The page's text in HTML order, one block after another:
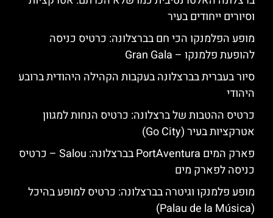
וסיורים ייחודים בעיר
מופע הפלמנקו הכי חם בברצלונה: כרטיס כניסה
להופעת פלמנקו – Gran Gala
סיור בעברית בברצלונה בעקבות הקהילה היהודית ברובע
היהודי
כרטיס ההטבות של ברצלונה: כרטיס הנחות למגוון
אטרקציות בעיר (Go City)
פארק המים PortAventura בברצלונה: Salou – כרטיס
כניסה לפארק מים
מופע פלמנקו וגיטרה בברצלונה: כרטיס למופע בהיכל
(Palau de la Música)